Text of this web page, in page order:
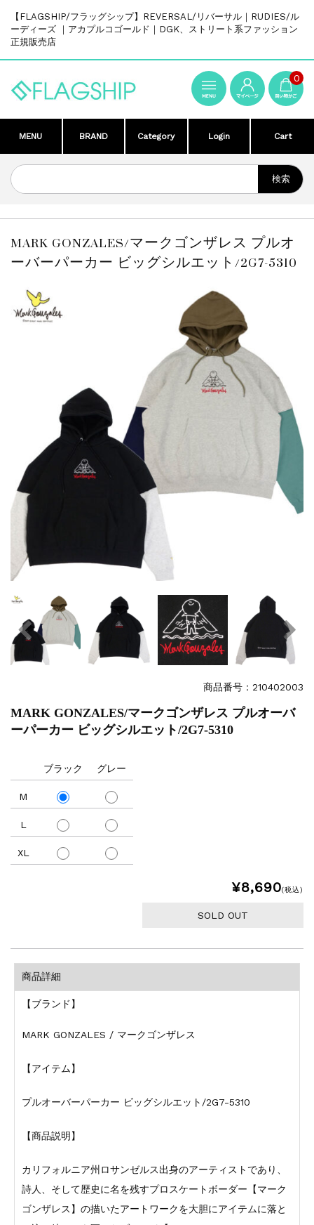
【FLAGSHIP/フラッグシップ】REVERSAL/リバーサル｜RUDIES/ル
ーディーズ ｜アカプルコゴールド｜DGK、ストリート系ファッション
正規販売店
0
MENU BRAND Category Login Cart
MARK GONZALES/マークゴンザレス プルオ
ーバーパーカー ビッグシルエット/2G7-5310
商品番号：210402003
MARK GONZALES/マークゴンザレス プルオーバ
ーパーカー ビッグシルエット/2G7-5310
M
L
XL
ブラック グレー
¥8,690(税込)
SOLD OUT
商品詳細
【ブランド】
MARK GONZALES / マークゴンザレス
【アイテム】
プルオーバーパーカー ビッグシルエット/2G7-5310
【商品説明】
カリフォルニア州ロサンゼルス出身のアーティストであり、
詩人、そして歴史に名を残すプロスケートボーダー【マーク
ゴンザレス】の描いたアートワークを大胆にアイテムに落と